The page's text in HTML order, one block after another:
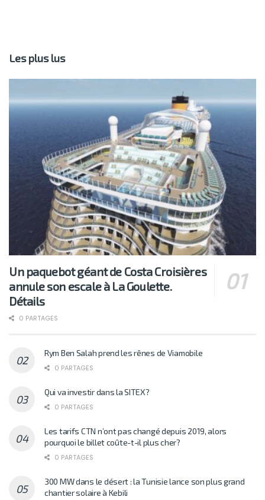
Les plus lus
Un paquebot géant de Costa Croisières
annule son escale à La Goulette.
Détails
0 PARTAGES
Rym Ben Salah prend les rênes de Viamobile
0 PARTAGES
Qui va investir dans la SITEX?
0 PARTAGES
Les tarifs CTN n’ont pas changé depuis 2019, alors
pourquoi le billet coûte-t-il plus cher?
0 PARTAGES
300 MW dans le désert : la Tunisie lance son plus grand
chantier solaire à Kebili